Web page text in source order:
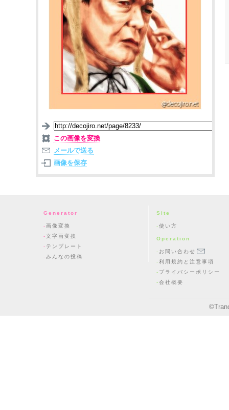
この画像を変換
メールで送る
画像を保存
Generator
画像変換
文字画変換
テンプレート
みんなの投稿
Site
使い方
Operation
お問い合わせ
利用規約と注意事項
プライバシーポリシー
会社概要
©